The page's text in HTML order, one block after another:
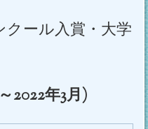
ール入賞・大学
2022年3月)